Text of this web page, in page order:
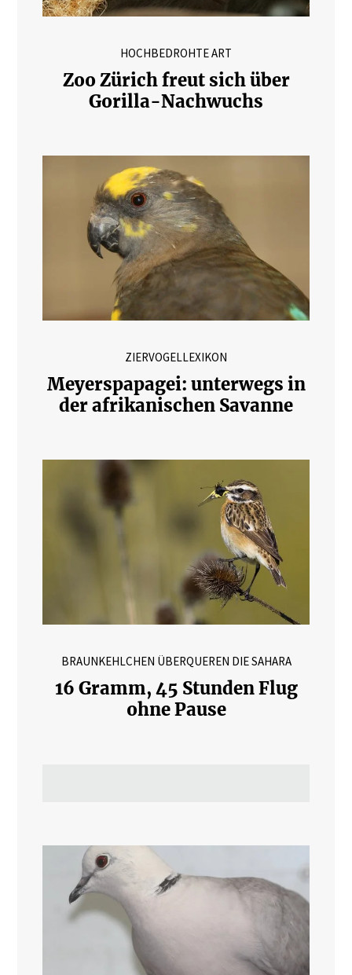
HOCHBEDROHTE ART
Zoo Zürich freut sich über
Gorilla-Nachwuchs
ZIERVOGELLEXIKON
Meyerspapagei: unterwegs in
der afrikanischen Savanne
BRAUNKEHLCHEN ÜBERQUEREN DIE SAHARA
16 Gramm, 45 Stunden Flug
ohne Pause